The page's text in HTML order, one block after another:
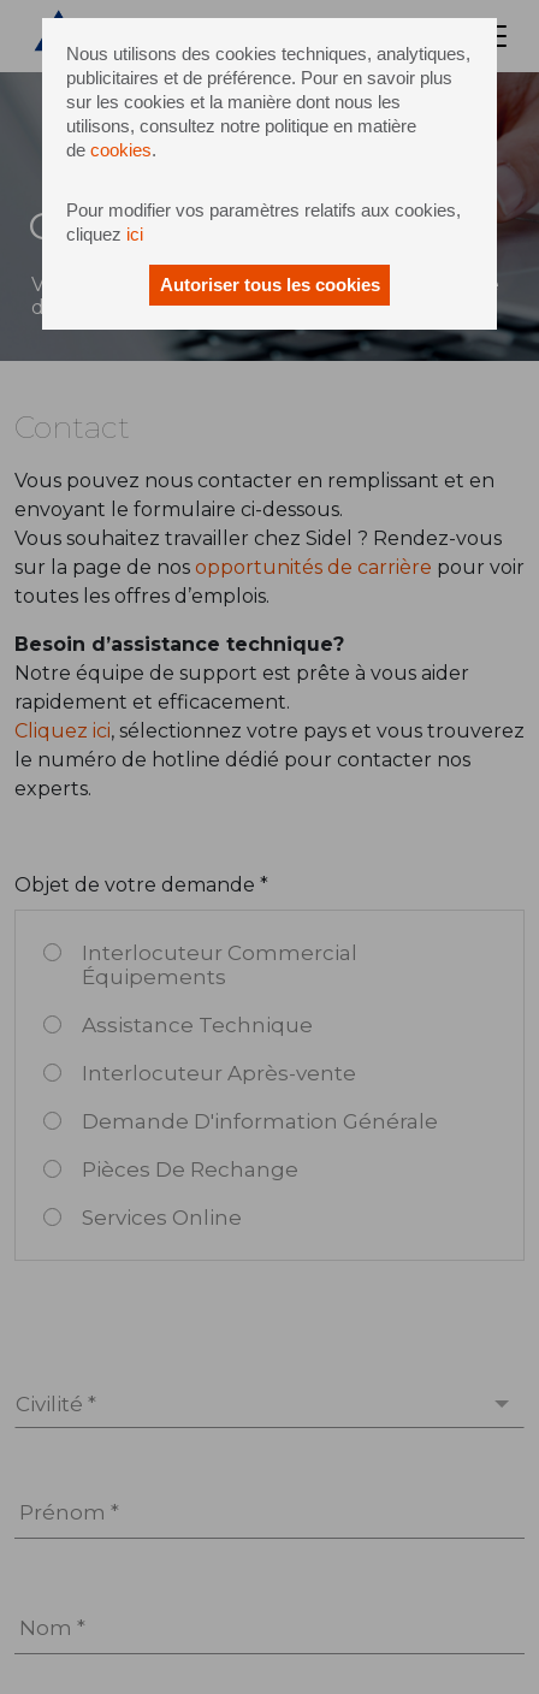
Nous utilisons des cookies techniques, analytiques,
publicitaires et de préférence. Pour en savoir plus
sur les cookies et la manière dont nous les
utilisons, consultez notre politique en matière
de cookies.
Pour modifier vos paramètres relatifs aux cookies,
cliquez ici
Autoriser tous les cookies
Contact
Vous pouvez envoyer un message à Sidel à l'aide
du formulaire ci-dessous
Contact
Vous pouvez nous contacter en remplissant et en
envoyant le formulaire ci-dessous.
Vous souhaitez travailler chez Sidel ? Rendez-vous
sur la page de nos opportunités de carrière pour voir
toutes les offres d’emplois.
Besoin d’assistance technique?
Notre équipe de support est prête à vous aider
rapidement et efficacement.
Cliquez ici, sélectionnez votre pays et vous trouverez
le numéro de hotline dédié pour contacter nos
experts.
Objet de votre demande *
Interlocuteur Commercial
Équipements
Assistance Technique
Interlocuteur Après-vente
Demande D'information Générale
Pièces De Rechange
Services Online
Civilité *
Prénom *
Nom *